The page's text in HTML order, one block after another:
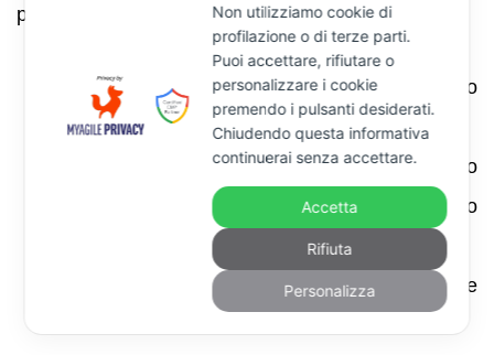
presentazione può avvenire:
entro 60 giorni dalla comunicazione dello
schema di atto (art. 6‑bis);
entro 30 giorni dalla comunicazione dello
schema di atto nei casi di contraddittorio
entro 15 giorni dalla notifica dell’avviso se
Non utilizziamo cookie di
profilazione o di terze parti.
Puoi accettare, rifiutare o
personalizzare i cookie
premendo i pulsanti desiderati.
Chiudendo questa informativa
continuerai senza accettare.
Accetta
Rifiuta
Personalizza